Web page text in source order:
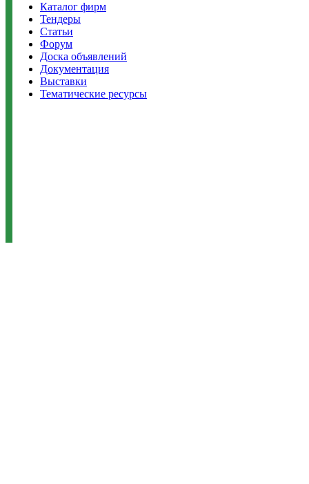
Каталог фирм
Тендеры
Статьи
Форум
Доска объявлений
Документация
Выставки
Тематические ресурсы